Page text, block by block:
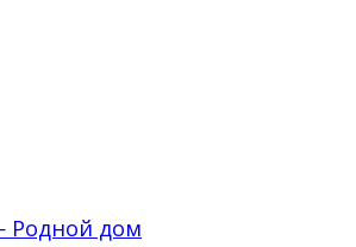
Родной дом